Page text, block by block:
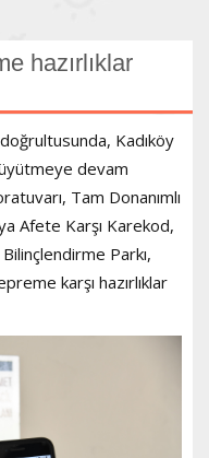
hazırlıklar
Kadıköy
devam
Tam Donanımlı
Afete Karşı Karekod,
Parkı,
karşı hazırlıklar